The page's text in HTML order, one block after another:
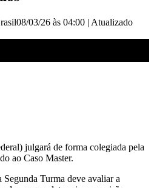
08/03/26 às 04:00 | Atualizado
julgará de forma colegiada pela
ao Caso Master.
Turma deve avaliar a